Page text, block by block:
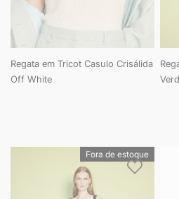
Regata em Tricot Casulo Crisálida
Off White
Fora de estoque